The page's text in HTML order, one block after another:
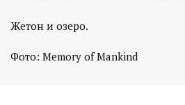
Жетон и озеро.
Фото: Memory of Mankind